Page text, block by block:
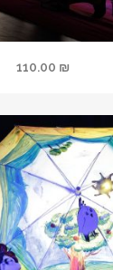
110.00 ₪